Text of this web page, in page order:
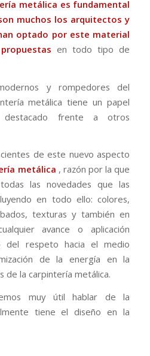
metálica es fundamental
muchos los arquitectos y
optado por este material
en todo tipo de
y rompedores del
metálica tiene un papel
frente a otros
de este nuevo aspecto
metálica , razón por la que
las novedades que las
en todo ello: colores,
texturas y también en
avance o aplicación
del respeto hacia el medio
de la energía en la
de la carpintería metálica.
muy útil hablar de la
tiene el diseño en la